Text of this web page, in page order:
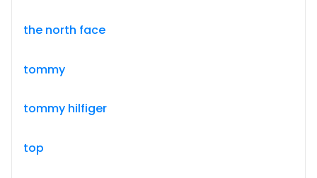
the north face
tommy
tommy hilfiger
top